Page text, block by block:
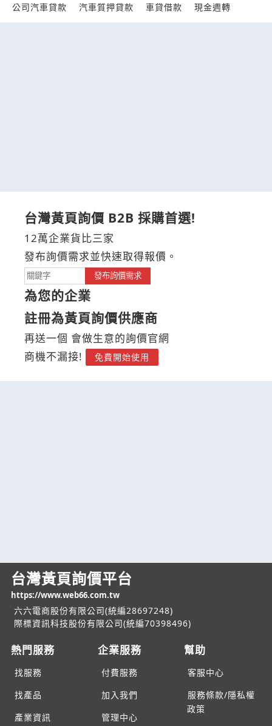
公司汽車貸款
汽車質押貸款 車貸借款 現金週轉
台灣黃頁詢價 B2B 採購首選!
12萬企業貨比三家
發布詢價需求並快速取得報價。
發布詢價需求
為您的企業
註冊為黃頁詢價供應商
再送一個 會做生意的詢價官網
商機不漏接!
免費開始使用
台灣黃頁詢價平台
https://www.web66.com.tw
六六電商股份有限公司(統編28697248)
際標資訊科技股份有限公司(統編70398496)
熱門服務
找服務
找產品
產業資訊
企業服務
付費服務
加入我們
管理中心
幫助
客服中心
服務條款/隱私權
政策